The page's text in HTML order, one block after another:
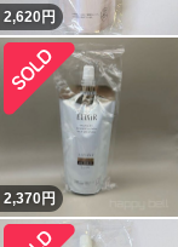
2,620円
2,370円